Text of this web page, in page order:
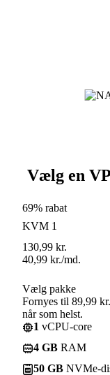
Vælg en
69% rabat
KVM 1
130,99 kr.
40,99 kr./md.
Vælg pakke
Fornyes til 89,99
når som helst.
1 vCPU-core
4 GB RAM
50 GB NVMe-